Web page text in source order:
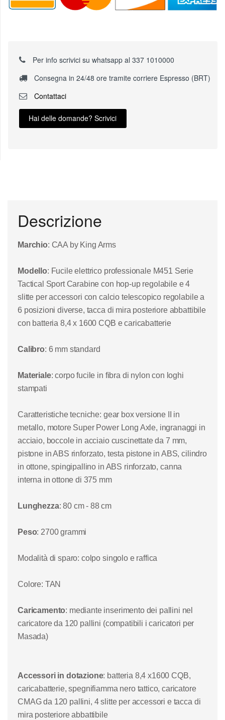
Per info scrivici su whatsapp al 337 1010000
Consegna in 24/48 ore tramite corriere Espresso (BRT)
Contattaci
Hai delle domande? Scrivici
Descrizione
Marchio: CAA by King Arms
Modello: Fucile elettrico professionale M451 Serie
Tactical Sport Carabinecon hop-up regolabile e 4
slitte per accessori con calcio telescopico regolabile a
6 posizioni diverse, tacca di mira posteriore abbattibile
con batteria 8,4 x 1600 CQB e caricabatterie
Calibro: 6 mm standard
Materiale: corpo fucile in fibra di nylon con loghi
stampati
Caratteristiche tecniche: gear box versione II in
metallo, motore Super PowerLong Axle, ingranaggi in
acciaio, boccole in acciaio cuscinettate da 7 mm,
pistone in ABS rinforzato, testa pistone in ABS, cilindro
in ottone, spingipallino in ABS rinforzato, canna
interna in ottone di 375 mm
Lunghezza:80cm - 88 cm
Peso: 2700 grammi
Modalità di sparo: colpo singolo e raffica
Colore: TAN
Caricamento: mediante inserimento dei pallini nel
caricatore da 120 pallini (compatibili i caricatori per
Masada)
Accessori in dotazione: batteria 8,4 x1600 CQB,
caricabatterie, spegnifiamma nero tattico, caricatore
CMAG da 120 pallini, 4 slitte per accessori e tacca di
mira posteriore abbattibile